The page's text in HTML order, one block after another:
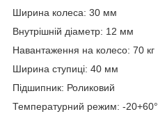
Ширина колеса: 30 мм
Внутрішній діаметр: 12 мм
Навантаження на колесо: 70 кг
Ширина ступиці: 40 мм
Підшипник: Роликовий
Температурний режим: -20+60°